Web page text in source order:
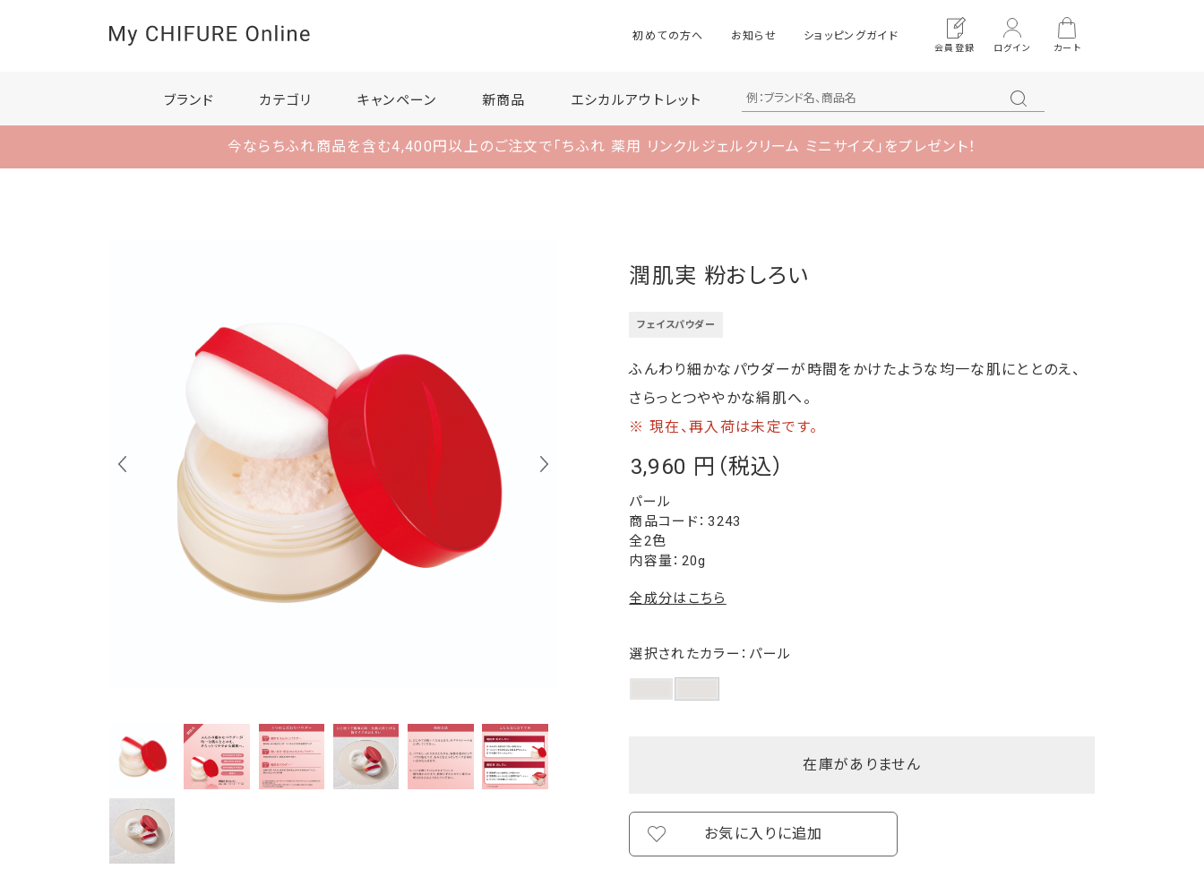
初めての方へ お知らせ ショッピングガイド
会員登録 ログイン カート
ブランド カテゴリ キャンペーン 新商品 エシカルアウトレット
今ならちふれ商品を含む4,400円以上のご注文で 「ちふれ 薬用 リンクルジェルクリーム ミニサイズ」をプレゼント！
フェイスパウダー
潤肌実 粉おしろい
3,960
3243
パール
ふんわり細かなパウダーが時間をかけたような均一な肌にととのえ、
さらっとつややかな絹肌へ。
※ 現在、再入荷は未定です。
全2色
内容量：20g
全成分はこちら
選択されたカラー：パール
在庫がありません
お気に入りに追加